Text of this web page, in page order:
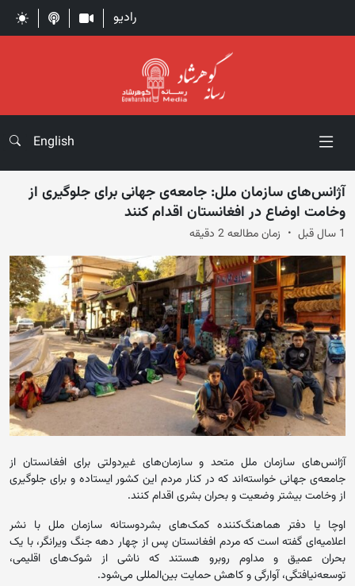
رادیو
English
آژانس‌های سازمان ملل: جامعه‌ی جهانی برای جلوگیری از
وخامت اوضاع در افغانستان اقدام کنند
1 سال قبل زمان مطالعه 2 دقیقه
آژانس‌های سازمان ملل متحد و سازمان‌های غیردولتی برای افغانستان از
جامعه‌ی ‏جهانی خواسته‌اند که در کنار مردم این کشور ایستاده و برای جلوگیری
از ‏وخامت بیشتر وضعیت و بحران بشری اقدام کنند.
اوچا یا دفتر هماهنگ‌کننده کمک‌های بشردوستانه سازمان ملل با نشر
اعلامیه‌ای گفته است که مردم ‏افغانستان پس از چهار دهه جنگ ویرانگر، با یک
بحران عمیق و مداوم روبرو هستند که ناشی از شوک‌های ‏اقلیمی،
توسعه‌نیافتگی، آوارگی و کاهش حمایت بین‌المللی می‌شود.